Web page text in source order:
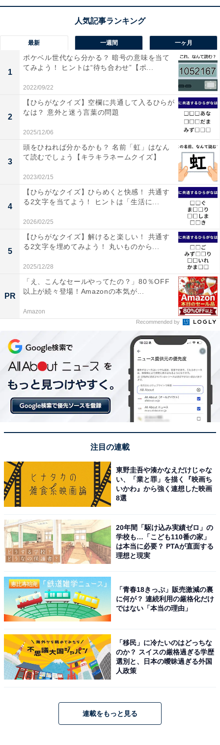
最新 一週間 一ヶ月
1
ポケベル世代なら分かる？ 暗号の意味を当て
てみよう！ ヒントは“待ち合わせ”【ポ...
2022/09/22
2
【ひらがなクイズ】空欄に共通して入るひらが
なは？ 意外と迷う言葉の問題
2025/12/06
3
頭をひねれば分かるかも？ 名前「虹」はなん
て読むでしょう【キラキラネームクイズ】
2023/02/15
4
【ひらがなクイズ】ひらめくと快感！ 共通す
る2文字を当てよう！ ヒントは「生活に...
2026/02/25
5
【ひらがなクイズ】解けると楽しい！ 共通す
る2文字を埋めてみよう！ 丸いものから...
2025/12/28
PR
「え、こんなセールやってたの？」80％OFF
以上が続々登場！Amazonの本気が...
Amazon
Recommended by
注目の連載
東野圭吾や湊かなえだけじゃな
い、「業と罪」を描く『映画ち
いかわ』から強く連想した映画
8選
20年間「駆け込み実績ゼロ」の
学校も…「こども110番の家」
は本当に必要？ PTAが直面する
理想と現実
「青春18きっぷ」販売激減の裏
に何が？ 連続利用の厳格化だけ
ではない「本当の理由」
「移民」に冷たいのはどっちな
のか？ スイスの厳格過ぎる学歴
選別と、日本の曖昧過ぎる外国
人政策
連載をもっと見る